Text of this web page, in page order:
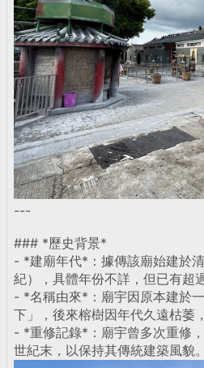
---
### *歷史背景*
- *建廟年代*：據傳該廟始建於
紀），具體年份不詳，但已有超
- *名稱由來*：廟宇因原本建於
下」，後來榕樹因年代久遠枯萎
- *重修記錄*：廟宇曾多次重修
世紀末，以保持其傳統建築風貌。